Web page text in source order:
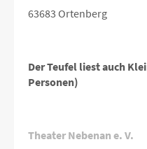
63683 Ortenberg
Der Teufel liest auch
Personen)
Theater Nebenan e. V.